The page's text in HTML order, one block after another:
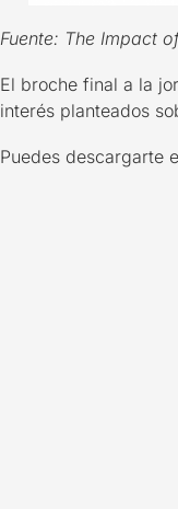
Fuente: The Impact
El broche final a la
interés planteados
Puedes descargarte